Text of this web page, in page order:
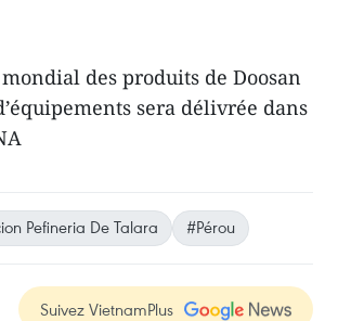
des produits de Doosan
sera délivrée dans
Pefineria De Talara #Pérou
Suivez VietnamPlus